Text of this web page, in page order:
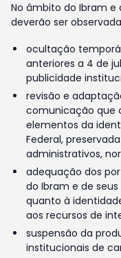
No âmbito do Ibram e
deverão ser
ocultação
anteriores a 4 de
publicidade
revisão e
comunicação que
elementos da
Federal,
administrativos,
adequação dos
do Ibram e de
quanto à
aos recursos de
suspensão da
institucionais de